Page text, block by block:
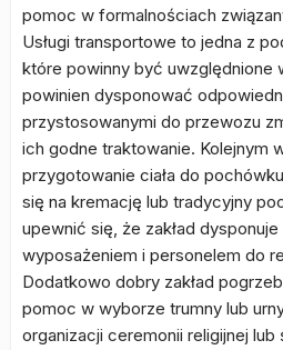
pomoc w formalnościach
Usługi transportowe to jedna z
które powinny być uwzględnione
powinien dysponować
przystosowanymi do przewozu
ich godne traktowanie. Kolejnym
przygotowanie ciała do
się na kremację lub tradycyjny
upewnić się, że zakład
wyposażeniem i personelem do
Dodatkowo dobry zakład
pomoc w wyborze trumny lub
organizacji ceremonii religijnej